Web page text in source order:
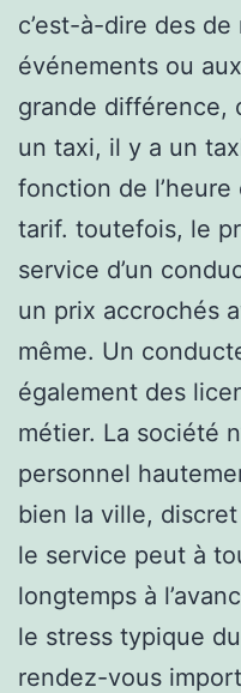
c’est-à-dire des
événements ou
grande différence,
un taxi, il y a un
fonction de
tarif. toutefois, le
service d’un
un prix accrochés
même. Un
également des
métier. La société
personnel
bien la ville,
le service peut à
longtemps à
le stress typique
rendez-vous